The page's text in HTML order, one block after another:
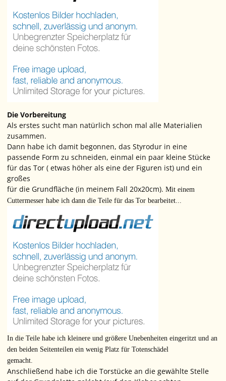
Die Vorbereitung
Als erstes sucht man natürlich schon mal alle Materialien
zusammen.
Dann habe ich damit begonnen, das Styrodur in eine
passende Form zu schneiden, einmal ein paar kleine Stücke
für das Tor ( etwas höher als eine der Figuren ist) und ein
großes
für die Grundfläche (in meinem Fall 20x20cm). Mit einem
Cuttermesser habe ich dann die Teile für das Tor bearbeitet...
In die Teile habe ich kleinere und größere Unebenheiten eingeritzt und an
den beiden Seitenteilen ein wenig Platz für Totenschädel
gemacht.
Anschließend habe ich die Torstücke an die gewählte Stelle